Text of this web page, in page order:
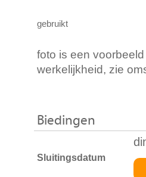
gebruikt
foto is een
werkelijkheid, zie
Biedingen
Sluitingsdatum